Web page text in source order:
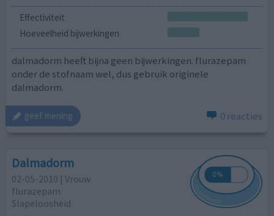
Effectiviteit
Hoeveelheid bijwerkingen
dalmadorm heeft bijna geen bijwerkingen. flurazepam
onder de stofnaam wel, dus gebruik originele
dalmadorm.
geef mening 0 reacties
Dalmadorm
02-05-2010 | Vrouw
flurazepam
Slapeloosheid